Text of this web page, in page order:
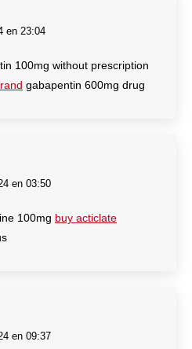
en 23:04
100mg without prescription
gabapentin 600mg drug
en 03:50
100mg buy acticlate
en 09:37